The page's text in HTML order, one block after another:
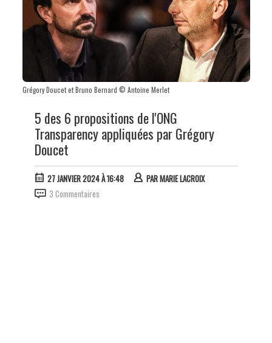
Grégory Doucet et Bruno Bernard © Antoine Merlet
5 des 6 propositions de l'ONG
Transparency appliquées par Grégory
Doucet
27 JANVIER 2024 À 16:48 PARMARIE LACROIX
3 Commentaires